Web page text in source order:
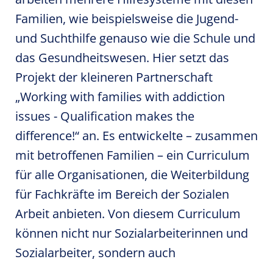
Familien, wie beispielsweise die Jugend-
und Suchthilfe genauso wie die Schule und
das Gesundheitswesen. Hier setzt das
Projekt der kleineren Partnerschaft
„Working with families with addiction
issues - Qualification makes the
difference!“ an. Es entwickelte – zusammen
mit betroffenen Familien – ein Curriculum
für alle Organisationen, die Weiterbildung
für Fachkräfte im Bereich der Sozialen
Arbeit anbieten. Von diesem Curriculum
können nicht nur Sozialarbeiterinnen und
Sozialarbeiter, sondern auch